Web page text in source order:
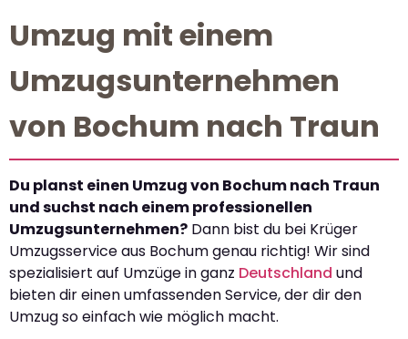
Umzug mit einem
Umzugsunternehmen
von Bochum nach Traun
Du planst einen Umzug von Bochum nach Traun
und suchst nach einem professionellen
Umzugsunternehmen? Dann bist du bei Krüger
Umzugsservice aus Bochum genau richtig! Wir sind
spezialisiert auf Umzüge in ganz Deutschland und
bieten dir einen umfassenden Service, der dir den
Umzug so einfach wie möglich macht.